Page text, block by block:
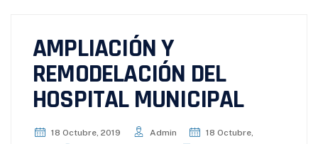
AMPLIACIÓN Y
REMODELACIÓN DEL
HOSPITAL MUNICIPAL
18 Octubre, 2019 Admin
18 Octubre,